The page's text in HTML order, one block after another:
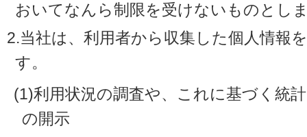
おいてなんら制限を受けないものとし
2.当社は、利用者から収集した個人情報
す。
(1)利用状況の調査や、これに基づく統
の開示